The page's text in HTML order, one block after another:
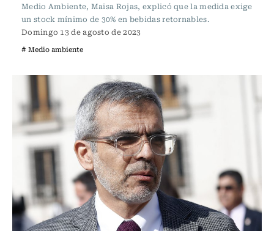
Medio Ambiente, Maisa Rojas, explicó que la medida exige
un stock mínimo de 30% en bebidas retornables.
Domingo 13 de agosto de 2023
# Medio ambiente